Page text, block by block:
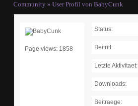
Community » User Profil von BabyCunk
Page views: 1858
Status:
Beitritt:
Letzte Aktivitaet:
Downloads:
Beitraege: